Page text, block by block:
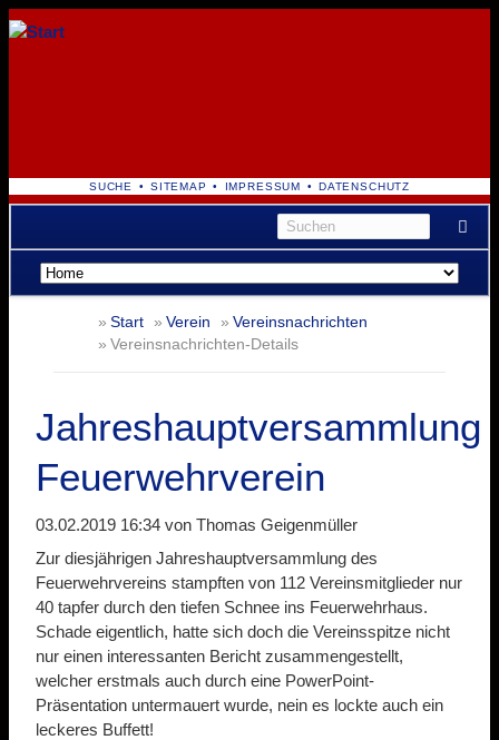
NAVIGATION
ÜBERSPRINGEN
SUCHE SITEMAP IMPRESSUM DATENSCHUTZ
Navigation
überspringen
Start Verein
Vereinsnachrichten
Vereinsnachrichten-Details
Jahreshauptversammlung
Feuerwehrverein
03.02.2019 16:34 von Thomas Geigenmüller
Zur diesjährigen Jahreshauptversammlung des
Feuerwehrvereins stampften von 112 Vereinsmitglieder nur
40 tapfer durch den tiefen Schnee ins Feuerwehrhaus.
Schade eigentlich, hatte sich doch die Vereinsspitze nicht
nur einen interessanten Bericht zusammengestellt,
welcher erstmals auch durch eine PowerPoint-
Präsentation untermauert wurde, nein es lockte auch ein
leckeres Buffett!